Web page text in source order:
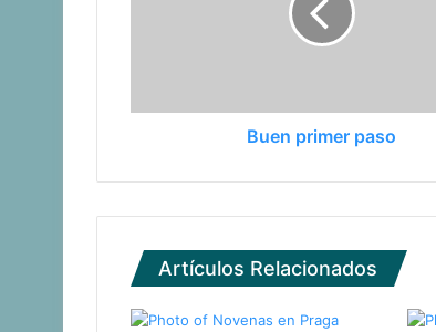
Beach volley: Argentina en lo
Se cierra un año de mucha
Buen primer paso
Artículos Relacionados